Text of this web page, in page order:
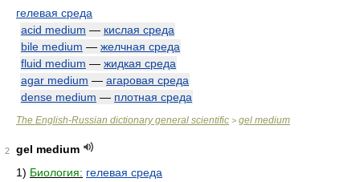
гелевая среда
acid medium — кислая среда
bile medium — желчная среда
fluid medium — жидкая среда
agar medium — агаровая среда
dense medium — плотная среда
The English-Russian dictionary general scientific > gel medium
2
gel medium
1) Биология: гелевая среда